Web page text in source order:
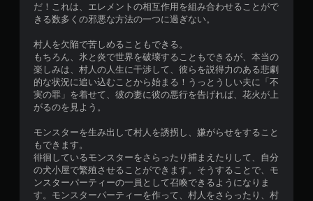
だ！これは、エレメントの相互作用を組み合わせることがで
きる数多くの邪悪な方法の一つに過ぎない。
村人を欠陥で苦しめることもできる。
もちろん、氷と炎で世界を破壊することもできるが、本当の
楽しみは、村人の人生に干渉して、彼らを説得力のある悲劇
的な状況に追い込むことから始まる！うっとうしい夫に「不
実の罪」を着せて、彼の妻に彼の悪行を告げれば、花火が上
がるのを見よう。
モンスターを生み出して村人を誘拐し、嫌がらせをすること
もできます。
徘徊しているモンスターをさらったり捕まえたりして、自分
の犬小屋で繁殖させることができます。そうすることで、モ
ンスターパーティーの一員として召喚できるようになりま
す。モンスターパーティーを作って、村人をさらったり、村